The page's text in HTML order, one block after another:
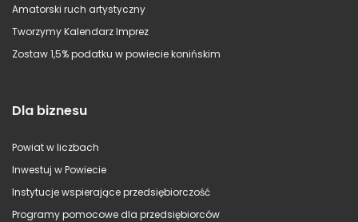
Amatorski ruch artystyczny
Tworzymy Kalendarz Imprez
Zostaw 1,5% podatku w powiecie konińskim
Dla biznesu
Powiat w liczbach
Inwestuj w Powiecie
Instytucje wspierające przedsiębiorczość
Programy pomocowe dla przedsiębiorców